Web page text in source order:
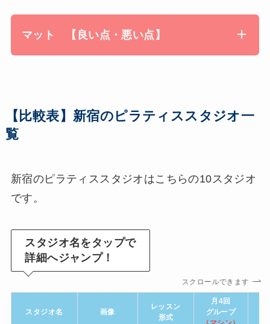
マット 【良い点・悪い点】
【比較表】新宿のピラティススタジオ一
覧
新宿のピラティススタジオはこちらの10スタジオ
です。
スタジオ名をタップで
詳細へジャンプ！
スクロールできます
スタジオ名 画像
レッスン
形式
月4回
グループ